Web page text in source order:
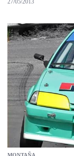
27/05/2013